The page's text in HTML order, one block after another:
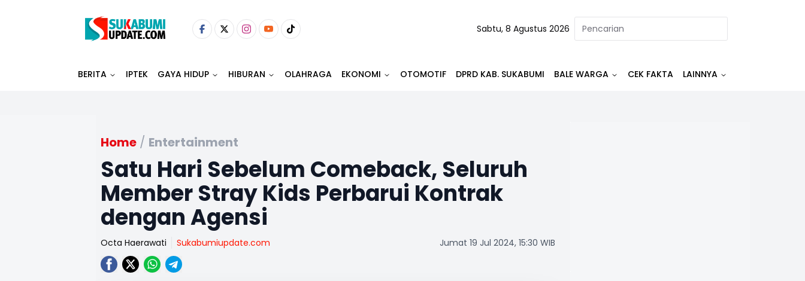
Sabtu, 8 Agustus 2026
BERITA IPTEK GAYA HIDUP HIBURAN OLAHRAGA EKONOMI OTOMOTIF DPRD KAB. SUKABUMI BALE WARGA CEK FAKTA LAINNYA
Home / Entertainment
Satu Hari Sebelum Comeback, Seluruh
Member Stray Kids Perbarui Kontrak
dengan Agensi
Octa Haerawati Sukabumiupdate.com Jumat 19 Jul 2024, 15:30 WIB